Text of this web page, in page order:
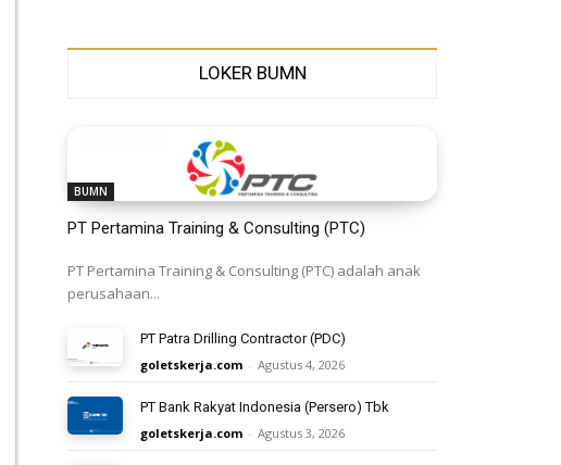
LOKER BUMN
BUMN
PT Pertamina Training & Consulting (PTC)
PT Pertamina Training & Consulting (PTC) adalah anak
perusahaan...
PT Patra Drilling Contractor (PDC)
goletskerja.com - Agustus 4, 2026
PT Bank Rakyat Indonesia (Persero) Tbk
goletskerja.com - Agustus 3, 2026